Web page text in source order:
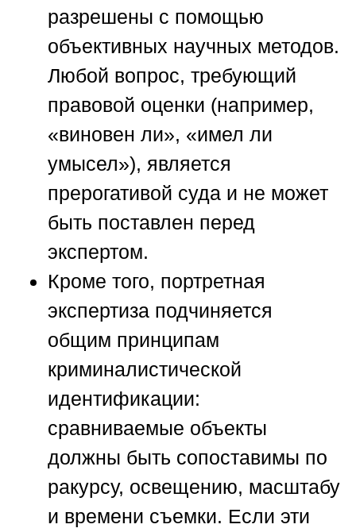
разрешены с помощью
объективных научных методов.
Любой вопрос, требующий
правовой оценки (например,
«виновен ли», «имел ли
умысел»), является
прерогативой суда и не может
быть поставлен перед
экспертом.
Кроме того, портретная
экспертиза подчиняется
общим принципам
криминалистической
идентификации:
сравниваемые объекты
должны быть сопоставимы по
ракурсу, освещению, масштабу
и времени съемки. Если эти